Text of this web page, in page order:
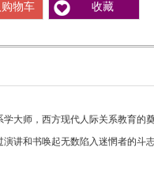
物车 收藏
大师，西方现代人际关系教育的
讲和书唤起无数陷入迷惘者的斗